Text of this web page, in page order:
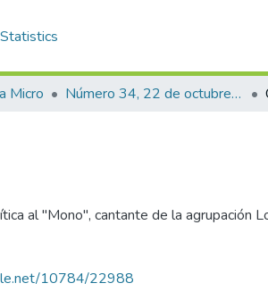
Statistics
Micro Número 34, 22 de octubre de 1940
al "Mono", cantante de la agrupación
10784/22988